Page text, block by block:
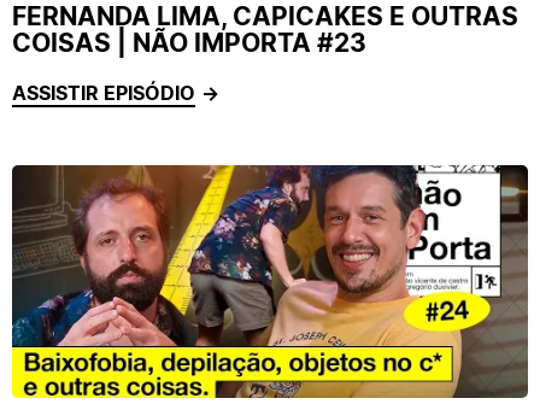
FERNANDA LIMA, CAPICAKES E OUTRAS
COISAS | NÃO IMPORTA #23
ASSISTIR EPISÓDIO